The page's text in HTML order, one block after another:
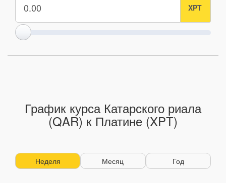
График курса Катарского риала
(QAR) к Платине (XPT)
Неделя Месяц Год